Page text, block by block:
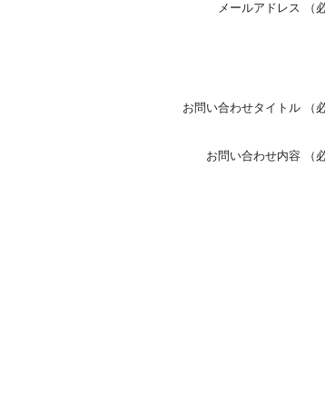
メールアドレス （
お問い合わせタイトル （
お問い合わせ内容 （